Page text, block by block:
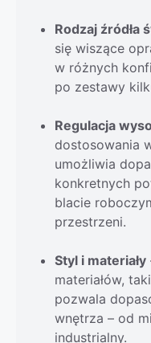
Rodzaj źródła
się wiszące
w różnych
po zestawy
Regulacja
dostosowania
umożliwia
konkretnych
blacie
przestrzeni.
Styl i materiały
materiałów,
pozwala
wnętrza – od
industrialny.